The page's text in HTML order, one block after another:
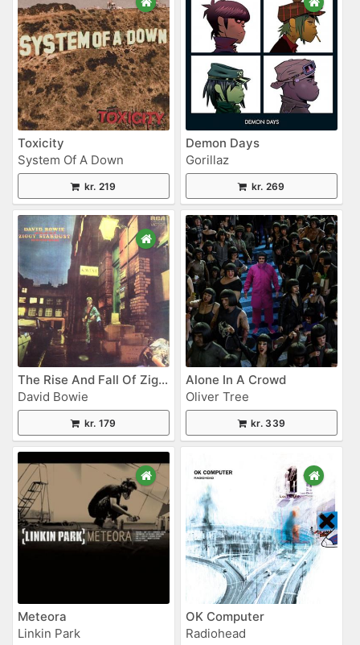
Toxicity
System Of A Down
kr. 219
Demon Days
Gorillaz
kr. 269
The Rise And Fall Of Ziggy Stardust And The Spiders From Mars
David Bowie
kr. 179
Alone In A Crowd
Oliver Tree
kr. 339
Meteora
Linkin Park
OK Computer
Radiohead